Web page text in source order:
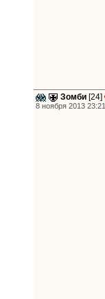
Зомби [24]
8 ноября 2013 23:21